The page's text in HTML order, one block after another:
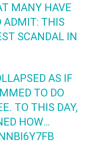
MANY HAVE
ADMIT: THIS
SCANDAL IN
AS IF
TO DO
TO THIS DAY,
HOW…